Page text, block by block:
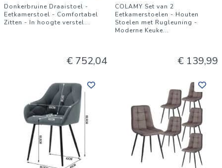
Donkerbruine Draaistoel -
Eetkamerstoel - Comfortabel
Zitten - In hoogte verstel...
€ 752,04
COLAMY Set van 2
Eetkamerstoelen - Houten
Stoelen met Rugleuning -
Moderne Keuke...
€ 139,99